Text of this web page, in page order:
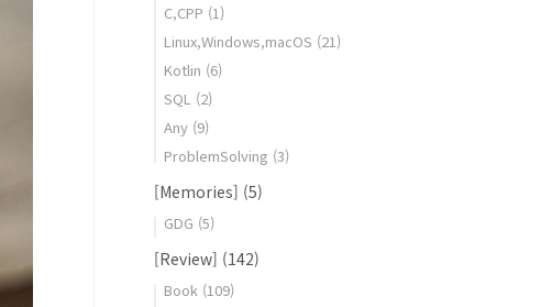
C,CPP (1)
Linux,Windows,macOS (21)
Kotlin (6)
SQL (2)
Any (9)
ProblemSolving (3)
[Memories] (5)
GDG (5)
[Review] (142)
Book (109)